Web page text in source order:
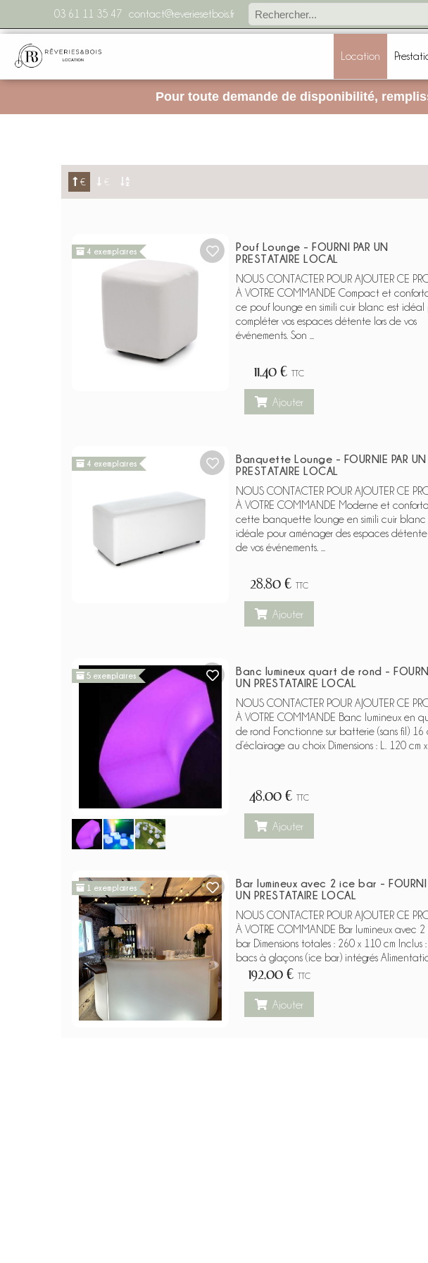
03 61 11 35 47 contact@reveriesetbois.fr
Location
Pour toute demande de disponibilité,
€ €
4 exemplaires
Pouf Lounge - FOURNI PAR UN
PRESTATAIRE LOCAL
NOUS CONTACTER POUR AJOUTER CE
À VOTRE COMMANDE Compact et
ce pouf lounge en simili cuir blanc est idéal
compléter vos espaces détente lors de vos
événements. Son ...
11,40 € TTC
Ajouter
4 exemplaires
Banquette Lounge - FOURNIE PAR UN
PRESTATAIRE LOCAL
NOUS CONTACTER POUR AJOUTER CE
À VOTRE COMMANDE Moderne et
cette banquette lounge en simili cuir blanc
idéale pour aménager des espaces détente
de vos événements. ...
28,80 € TTC
Ajouter
5 exemplaires
Banc lumineux quart de rond -
UN PRESTATAIRE LOCAL
NOUS CONTACTER POUR AJOUTER CE
À VOTRE COMMANDE Banc lumineux en
de rond Fonctionne sur batterie (sans fil) 16
d’éclairage au choix Dimensions : L. 120 cm x ...
48,00 € TTC
Ajouter
1 exemplaires
Bar lumineux avec 2 ice bar - FOURNI
UN PRESTATAIRE LOCAL
NOUS CONTACTER POUR AJOUTER CE
À VOTRE COMMANDE Bar lumineux avec
bar Dimensions totales : 260 x 110 cm Inclus
bacs à glaçons (ice bar) intégrés Alimentation
192,00 € TTC
Ajouter